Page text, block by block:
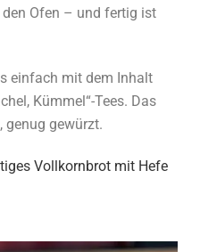
Ofen – und fertig ist
einfach mit dem Inhalt
Kümmel“-Tees. Das
genug gewürzt.
Vollkornbrot mit Hefe